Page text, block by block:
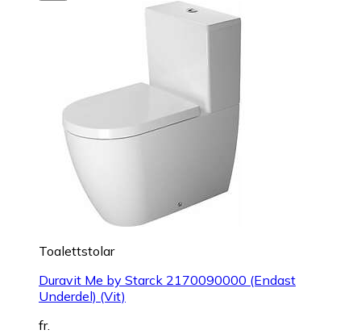
Toalettstolar
Duravit Me by Starck 2170090000 (Endast
Underdel) (Vit)
fr.